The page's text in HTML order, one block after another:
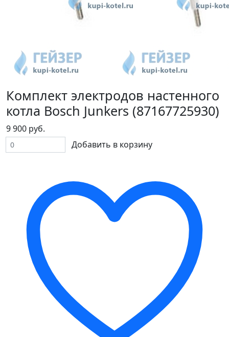
Комплект электродов настенного
котла Bosch Junkers (87167725930)
9 900 руб.
Добавить в корзину